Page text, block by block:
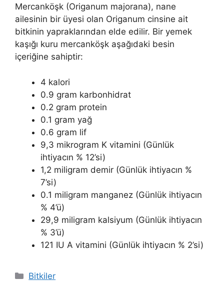
Mercanköşk (Origanum majorana), nane
ailesinin bir üyesi olan Origanum cinsine ait
bitkinin yapraklarından elde edilir. Bir yemek
kaşığı kuru mercanköşk aşağıdaki besin
içeriğine sahiptir:
4 kalori
0.9 gram karbonhidrat
0.2 gram protein
0.1 gram yağ
0.6 gram lif
9,3 mikrogram K vitamini (Günlük
ihtiyacın % 12’si)
1,2 miligram demir (Günlük ihtiyacın %
7’si)
0.1 miligram manganez (Günlük ihtiyacın
% 4’ü)
29,9 miligram kalsiyum (Günlük ihtiyacın
% 3’ü)
121 IU A vitamini (Günlük ihtiyacın % 2’si)
Kategoriler
Bitkiler